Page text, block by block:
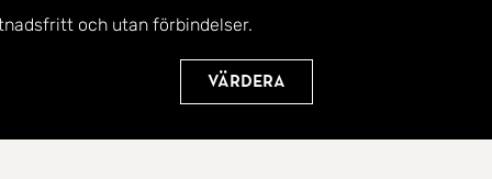
och utan förbindelser.
Värdera